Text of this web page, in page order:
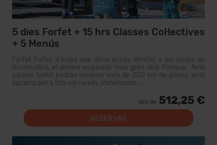
5 dies Forfet + 15 hrs Classes Col·lectives
+ 5 Menús
Forfet Forfet d'esquí que dóna accés il·limitat a les pistes de
Grandvalira, el domini esquiable més gran dels Pirineus. Amb
aquest forfet podràs recórrer més de 200 km de pistes, amb
opcions per a tots els nivells, instal·lacion...
des de 512,25 €
RESERVAR